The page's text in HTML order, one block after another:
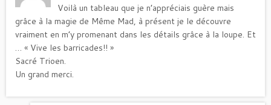
Voilà un tableau que je n’appréciais guère mais
grâce à la magie de Même Mad, à présent je le découvre
vraiment en m’y promenant dans les détails grâce à la loupe. Et
… « Vive les barricades!! »
Sacré Trioen.
Un grand merci.